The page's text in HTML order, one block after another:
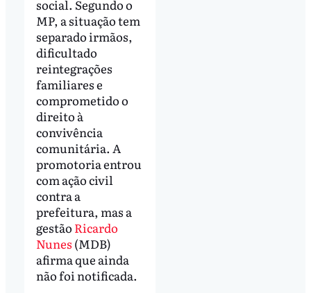
social. Segundo o
MP, a situação tem
separado irmãos,
dificultado
reintegrações
familiares e
comprometido o
direito à
convivência
comunitária. A
promotoria entrou
com ação civil
contra a
prefeitura, mas a
gestão Ricardo
Nunes (MDB)
afirma que ainda
não foi notificada.